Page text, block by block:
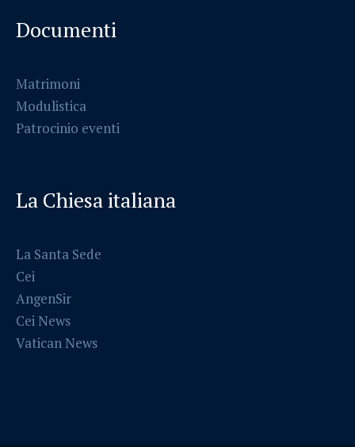
Documenti
Matrimoni
Modulistica
Patrocinio eventi
La Chiesa italiana
La Santa Sede
Cei
AngenSir
Cei News
Vatican News